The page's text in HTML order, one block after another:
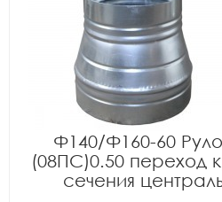
Ф140/Ф160-60
(08ПС)0.50 переход
сечения